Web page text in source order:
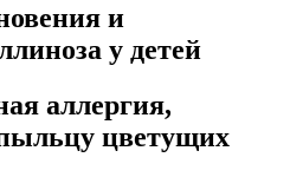
и
у детей
аллергия,
цветущих